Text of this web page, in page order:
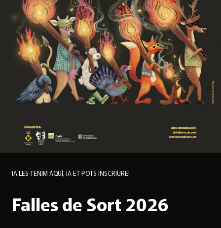
JA LES TENIM AQUÍ, JA ET POTS INSCRIURE!
Falles de Sort 2026